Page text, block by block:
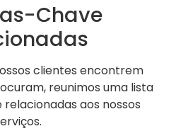
Chave
clientes encontrem
reunimos uma lista
aos nossos